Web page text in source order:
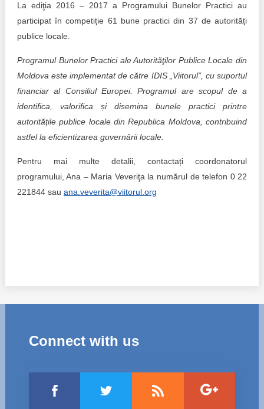
La ediţia 2016 – 2017 a Programului Bunelor Practici au
participat în competiție 61 bune practici din 37 de autorități
publice locale.
Programul Bunelor Practici ale Autorităţilor Publice Locale din
Moldova este implementat de către IDIS „Viitorul”, cu suportul
financiar al Consiliul Europei. Programul are scopul de a
identifica, valorifica și disemina bunele practici printre
autorităţile publice locale din Republica Moldova, contribuind
astfel la eficientizarea guvernării locale.
Pentru mai multe detalii, contactați coordonatorul
programului, Ana – Maria Veveriţa la numărul de telefon 0 22
221844 sau ana.veverita@viitorul.org
Connect with us